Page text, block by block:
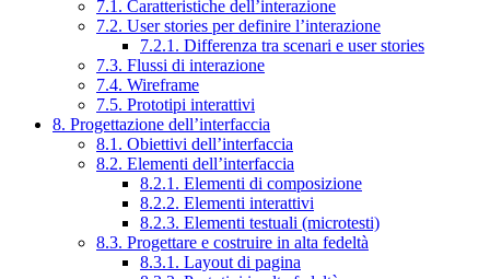
7.1. Caratteristiche dell’interazione
7.2. User stories per definire l’interazione
7.2.1. Differenza tra scenari e user stories
7.3. Flussi di interazione
7.4. Wireframe
7.5. Prototipi interattivi
8. Progettazione dell’interfaccia
8.1. Obiettivi dell’interfaccia
8.2. Elementi dell’interfaccia
8.2.1. Elementi di composizione
8.2.2. Elementi interattivi
8.2.3. Elementi testuali (microtesti)
8.3. Progettare e costruire in alta fedeltà
8.3.1. Layout di pagina